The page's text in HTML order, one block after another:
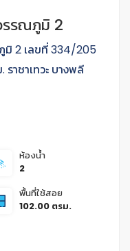
รรณภูมิ 2
มิ 2 เลขที่ 334/205
าชาเทวะ บางพลี
ห้องน้ำ
2
พื้นที่ใช้สอย
102.00 ตรม.